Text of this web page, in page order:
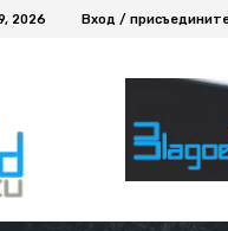
2026 Вход /